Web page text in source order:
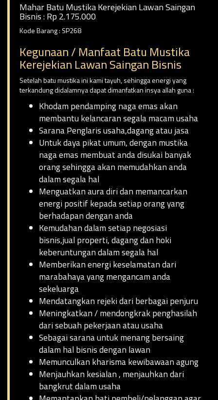
Mahar Batu Mustika Kerejekian Lawan Saingan
Bisnis : Rp 2.175.000
Kode Barang : SP268
Kegunaan / Manfaat Batu Mustika
Kerejekian Lawan Saingan Bisnis
Setelah batu mustika ini kami tayuh, sehingga energi yang
terkandung didalamnya dapat dimanfatkan insya allah guna :
Khodam pendamping naga emas akan
membantu kelancaran segala macam usaha
Sarana Penglaris usaha,dagang atau jasa
Untuk daya pikat umum, dengan mustika
naga emas membuat anda disukai banyak
orang sehingga akan memudahkan anda
dalam segala hal
Menguatkan aura diri dan memancarkan
energi positif kepada setiap orang yang
berhadapan dengan anda
Kemudahan dalam setiap negosiasi
bisnis,jual properti, dagang dan hoki
keberuntungan dalam segala hal
Memberikan energi keselamatan dari
marabahaya yang mengancam anda
sekeluarga
Mendatangkan rejeki dari berbagai penjuru
Meningkatkan / mendongkrak penghasilah
dari sebuah pekerjaan atau usaha
Sebagai sarana untuk menang bersaing
dalam hal bisnis dengan lawan
Memunculkan kharisma kewibawaan agung
Menjauhkan kesialan , menjauhkan dari
bangkrut dalam usaha